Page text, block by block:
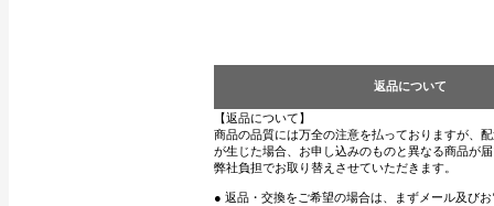
返品について
【返品について】
商品の品質には万全の注意を払っておりますが、
が生じた場合、お申し込みのものと異なる商品が
弊社負担でお取り替えさせていただきます。
● 返品・交換をご希望の場合は、まずメール及び